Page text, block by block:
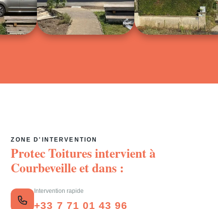
ZONE D'INTERVENTION
Protec Toitures intervient à
Courbeveilleet dans :
Intervention rapide
+33 7 71 01 43 96